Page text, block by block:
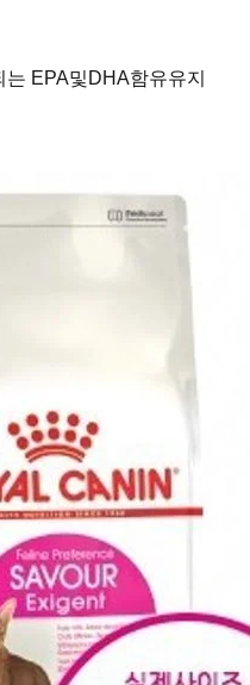
EPA및DHA함유유지